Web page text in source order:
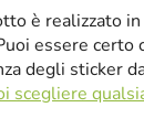
è realizzato in
essere
degli sticker
scegliere